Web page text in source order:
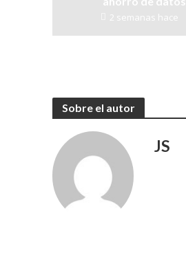
2 semanas hace
Sobre el autor
JS